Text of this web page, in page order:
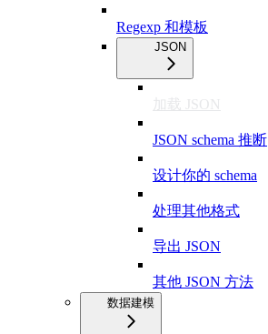
Regexp 和模板
JSON
加载 JSON
JSON schema 推断
设计你的 schema
处理其他格式
导出 JSON
其他 JSON 方法
数据建模